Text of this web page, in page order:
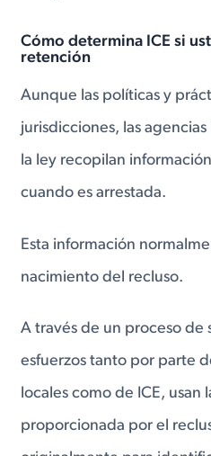
Cómo determina ICE si
retención
Aunque las políticas y
jurisdicciones, las
la ley recopilan
cuando es arrestada.
Esta información
nacimiento del recluso.
A través de un proceso de
esfuerzos tanto por parte
locales como de ICE, usan
proporcionada por el